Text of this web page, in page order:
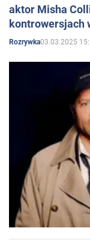
aktor Misha
kontrowersjach
Rozrywka03.03.2025